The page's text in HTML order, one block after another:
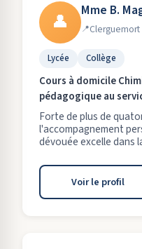
👤 Mme B.
Clerguemort
Lycée Collège
Cours à domicile
pédagogique au
Forte de plus de
l'accompagnement
dévouée excelle dans
Voir le profil